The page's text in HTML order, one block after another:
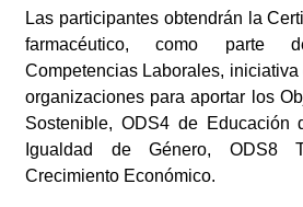
Las participantes obtendrán la
farmacéutico, como parte
Competencias Laborales,
organizaciones para aportar los
Sostenible, ODS4 de Educación
Igualdad de Género, ODS8
Crecimiento Económico.